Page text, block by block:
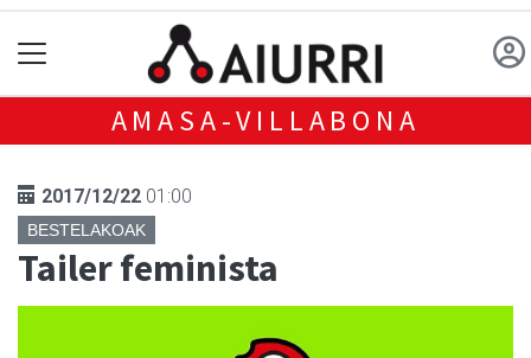
AMASA-VILLABONA
2017/12/22 01:00
BESTELAKOAK
Tailer feminista